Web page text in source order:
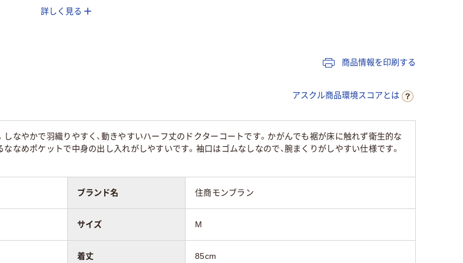
詳しく見る
商品情報を印刷する
アスクル商品環境スコアとは
なやかで羽織りやすく、動きやすいハーフ丈のドクターコートです。かがんでも裾が床に触れず衛生的な
なめポケットで中身の出し入れがしやすいです。袖口はゴムなしなので、腕まくりがしやすい仕様です。
ブランド名 住商モンブラン
サイズ M
着丈 85cm